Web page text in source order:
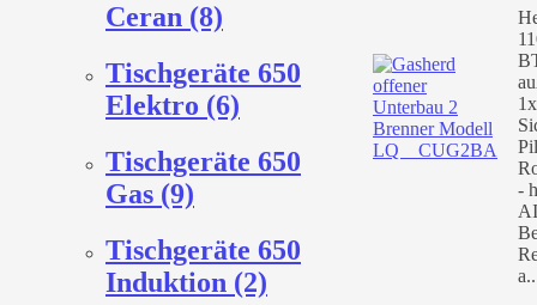
Ceran (8)
Tischgeräte 650
Elektro (6)
Tischgeräte 650
Gas (9)
Tischgeräte 650
Induktion (2)
-